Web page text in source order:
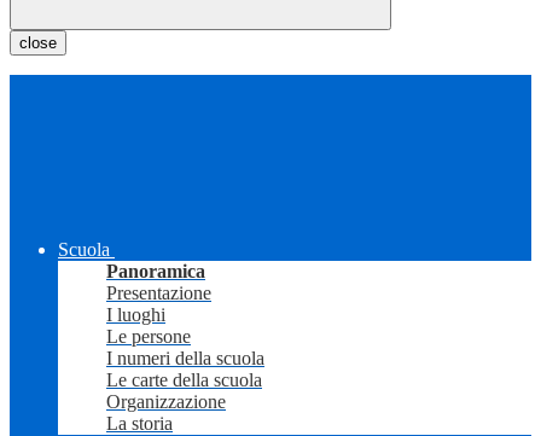
close
Scuola
Panoramica
Presentazione
I luoghi
Le persone
I numeri della scuola
Le carte della scuola
Organizzazione
La storia